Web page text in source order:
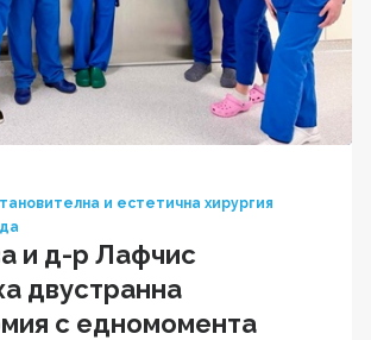
и естетична хирургия
и д-р Лафчис
двустранна
с едномомента